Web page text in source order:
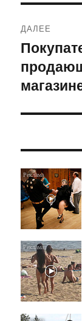
ДАЛЕЕ
Следующая
запись: